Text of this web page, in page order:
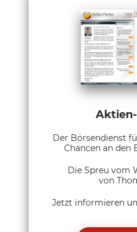
Der Börsendienst
Chancen an den
Die Spreu vom
von
Jetzt informieren